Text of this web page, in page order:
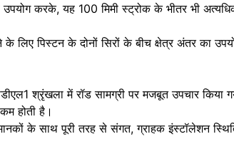
उपयोग करके, यह 100 मिमी स्ट्रोक के भीतर भी
के लिए पिस्टन के दोनों सिरों के बीच क्षेत्र अंतर का
श्रृंखला में रॉड सामग्री पर मजबूत उपचार
होती है।
के साथ पूरी तरह से संगत, ग्राहक इंस्टॉलेशन